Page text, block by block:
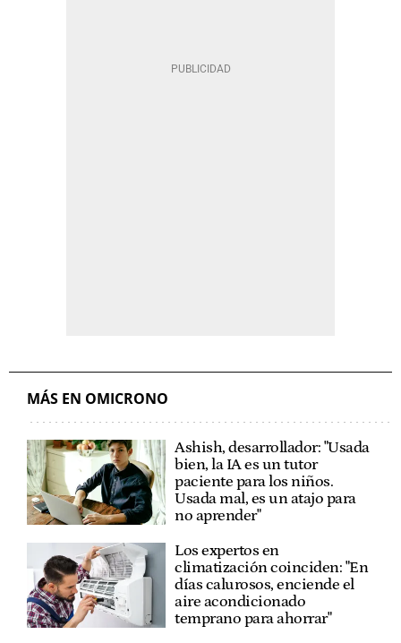
MÁS EN OMICRONO
Ashish, desarrollador: "Usada
bien, la IA es un tutor
paciente para los niños.
Usada mal, es un atajo para
no aprender"
Los expertos en
climatización coinciden: "En
días calurosos, enciende el
aire acondicionado
temprano para ahorrar"